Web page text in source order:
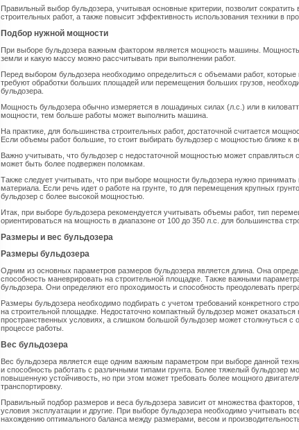
Правильный выбор бульдозера, учитывая основные критерии, позволит
строительных работ, а также повысит эффективность использования техники в
Подбор нужной мощности
При выборе бульдозера важным фактором является мощность машины.
земли и какую массу можно рассчитывать при выполнении работ.
Перед выбором бульдозера необходимо определиться с объемами работ,
требуют обработки больших площадей или перемещения больших грузов,
бульдозера.
Мощность бульдозера обычно измеряется в лошадиных силах (л.с.) или в
мощности, тем больше работы может выполнить машина.
На практике, для большинства строительных работ, достаточной считается
Если объемы работ большие, то стоит выбирать бульдозер с мощностью ближе к
Важно учитывать, что бульдозер с недостаточной мощностью может справляться
может быть более подвержен поломкам.
Также следует учитывать, что при выборе мощности бульдозера нужно
материала. Если речь идет о работе на грунте, то для перемещения крупных
бульдозер с более высокой мощностью.
Итак, при выборе бульдозера рекомендуется учитывать объемы работ, тип
ориентироваться на мощность в диапазоне от 100 до 350 л.с. для большинства
Размеры и вес бульдозера
Размеры бульдозера
Одним из основных параметров размеров бульдозера является длина. Она
способность маневрировать на строительной площадке. Также важными
бульдозера. Они определяют его проходимость и способность преодолевать
Размеры бульдозера необходимо подбирать с учетом требований конкретного
на строительной площадке. Недостаточно компактный бульдозер может
пространственных условиях, а слишком большой бульдозер может столкнуться
процессе работы.
Вес бульдозера
Вес бульдозера является еще одним важным параметром при выборе данной
и способность работать с различными типами грунта. Более тяжелый бульдозер
повышенную устойчивость, но при этом может требовать более мощного
транспортировку.
Правильный подбор размеров и веса бульдозера зависит от множества факторов,
условия эксплуатации и другие. При выборе бульдозера необходимо учитывать
нахождению оптимального баланса между размерами, весом и